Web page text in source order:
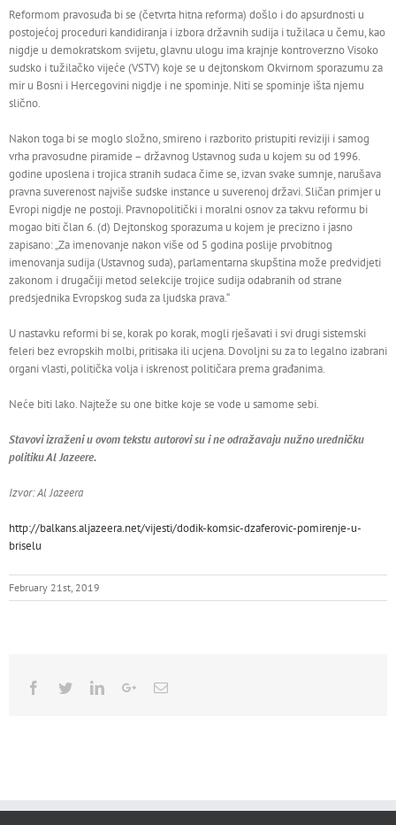
Reformom pravosuđa bi se (četvrta hitna reforma) došlo i do apsurdnosti u
postojećoj proceduri kandidiranja i izbora državnih sudija i tužilaca u čemu, kao
nigdje u demokratskom svijetu, glavnu ulogu ima krajnje kontroverzno Visoko
sudsko i tužilačko vijeće (VSTV) koje se u dejtonskom Okvirnom sporazumu za
mir u Bosni i Hercegovini nigdje i ne spominje. Niti se spominje išta njemu
slično.
Nakon toga bi se moglo složno, smireno i razborito pristupiti reviziji i samog
vrha pravosudne piramide – državnog Ustavnog suda u kojem su od 1996.
godine uposlena i trojica stranih sudaca čime se, izvan svake sumnje, narušava
pravna suverenost najviše sudske instance u suverenoj državi. Sličan primjer u
Evropi nigdje ne postoji. Pravnopolitički i moralni osnov za takvu reformu bi
mogao biti član 6. (d) Dejtonskog sporazuma u kojem je precizno i jasno
zapisano: „Za imenovanje nakon više od 5 godina poslije prvobitnog
imenovanja sudija (Ustavnog suda), parlamentarna skupština može predvidjeti
zakonom i drugačiji metod selekcije trojice sudija odabranih od strane
predsjednika Evropskog suda za ljudska prava.“
U nastavku reformi bi se, korak po korak, mogli rješavati i svi drugi sistemski
feleri bez evropskih molbi, pritisaka ili ucjena. Dovoljni su za to legalno izabrani
organi vlasti, politička volja i iskrenost političara prema građanima.
Neće biti lako. Najteže su one bitke koje se vode u samome sebi.
Stavovi izraženi u ovom tekstu autorovi su i ne odražavaju nužno uredničku
politiku Al Jazeere.
Izvor: Al Jazeera
http://balkans.aljazeera.net/vijesti/dodik-komsic-dzaferovic-pomirenje-u-
briselu
February 21st, 2019
Facebook
TwitterLinkedinGoogle+Email